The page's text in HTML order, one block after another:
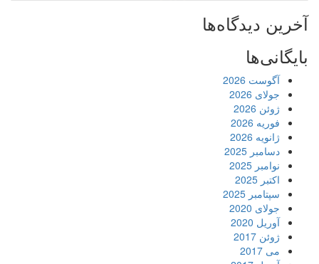
آخرین دیدگاه‌ها
بایگانی‌ها
آگوست 2026
جولای 2026
ژوئن 2026
فوریه 2026
ژانویه 2026
دسامبر 2025
نوامبر 2025
اکتبر 2025
سپتامبر 2025
جولای 2020
آوریل 2020
ژوئن 2017
می 2017